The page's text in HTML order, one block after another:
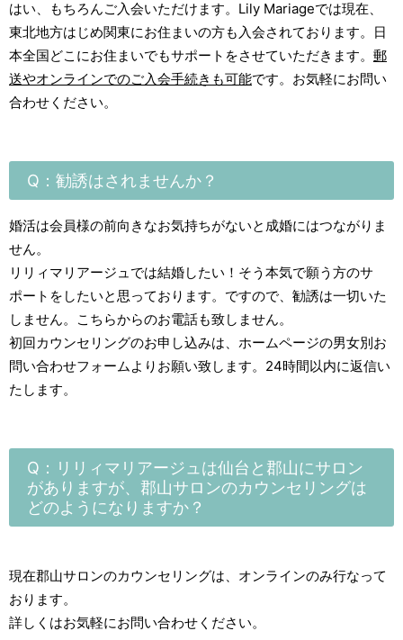
はい、もちろんご入会いただけます。Lily Mariageでは現在、
東北地方はじめ関東にお住まいの方も入会されております。日
本全国どこにお住まいでもサポートをさせていただきます。 郵
送やオンラインでのご入会手続きも可能です。お気軽にお問い
合わせください。
Q：勧誘はされませんか？
婚活は会員様の前向きなお気持ちがないと成婚にはつながりま
せん。
リリィマリアージュでは結婚したい！そう本気で願う方のサ
ポートをしたいと思っております。ですので、勧誘は一切いた
しません。こちらからのお電話も致しません。
初回カウンセリングのお申し込みは、ホームページの男女別お
問い合わせフォームよりお願い致します。24時間以内に返信い
たします。
Q：リリィマリアージュは仙台と郡山にサロン
がありますが、郡山サロンのカウンセリングは
どのようになりますか？
現在郡山サロンのカウンセリングは、オンラインのみ行なって
おります。
詳しくはお気軽にお問い合わせください。